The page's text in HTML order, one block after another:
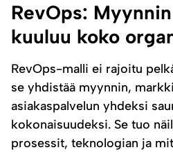
RevOps:
kuuluu koko
RevOps-malli ei rajoitu
se yhdistää myynnin,
asiakaspalvelun yhdeksi
kokonaisuudeksi. Se tuo
prosessit, teknologian ja